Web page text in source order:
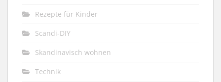
Rezepte für Kinder
Scandi-DIY
Skandinavisch wohnen
Technik